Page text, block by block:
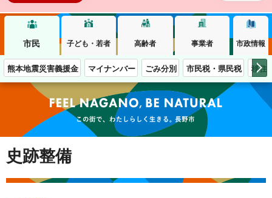
市民 子ども・若者 高齢者 事業者 市政情報
熊本地震災害義援金 マイナンバー ごみ分別 市民税・県民税 移住
この街で、わたしらしく生きる。長野市
史跡整備